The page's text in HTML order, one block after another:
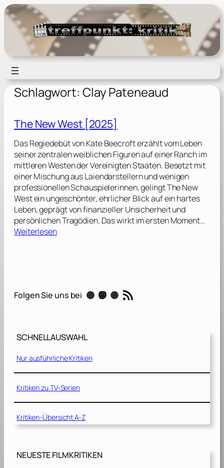
Zum
Inhalt
springen
Schlagwort: Clay Pateneaud
The New West [2025]
Das Regiedebüt von Kate Beecroft erzählt vom Leben
seiner zentralen weiblichen Figuren auf einer Ranch im
mittleren Westen der Vereinigten Staaten. Besetzt mit
einer Mischung aus Laiendarstellern und wenigen
professionellen Schauspielerinnen, gelingt The New
West ein ungeschönter, ehrlicher Blick auf ein hartes
Leben, geprägt von finanzieller Unsicherheit und
persönlichen Tragödien. Das wirkt im ersten Moment…
Weiterlesen:
w
t
2
0
2
Folgen Sie uns bei Instagram Mastodon Threads RSS-Feed
SCHNELLAUSWAHL
Nur ausführliche Kritiken
Kritiken zu TV-Serien
Kritiken-Übersicht A-Z
NEUESTE FILMKRITIKEN